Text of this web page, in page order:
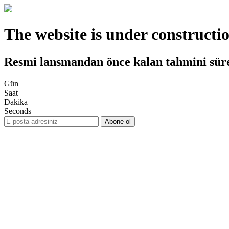
The website is under
Resmi lansmandan önce kalan tahmini
Gün
Saat
Dakika
Seconds